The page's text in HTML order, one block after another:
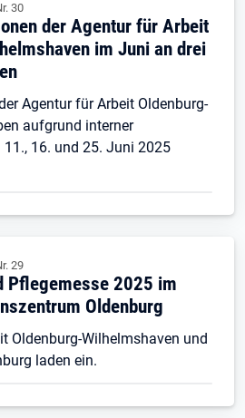
30
der Agentur für Arbeit
im Juni an drei
Agentur für Arbeit Oldenburg-
aufgrund interner
16. und 25. Juni 2025
29
Pflegemesse 2025 im
Oldenburg
Oldenburg-Wilhelmshaven und
laden ein.